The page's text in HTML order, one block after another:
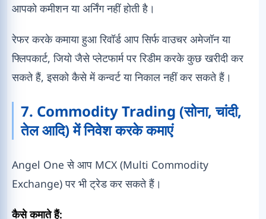
आपको कमीशन या अर्निंग नहीं होती है।
रेफर करके कमाया हुआ रिवॉर्ड आप सिर्फ वाउचर अमेजॉन या
फ्लिपकार्ट, जियो जैसे प्लेटफार्म पर रिडीम करके कुछ खरीदी कर
सकते हैं, इसको कैसे में कन्वर्ट या निकाल नहीं कर सकते हैं।
7. Commodity Trading (सोना, चांदी,
तेल आदि) में निवेश करके कमाएं
Angel One से आप MCX (Multi Commodity
Exchange) पर भी ट्रेड कर सकते हैं।
कैसे कमाते हैं: